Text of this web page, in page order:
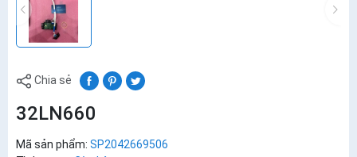
Chia sẻ
32LN660
Mã sản phẩm: SP2042669506